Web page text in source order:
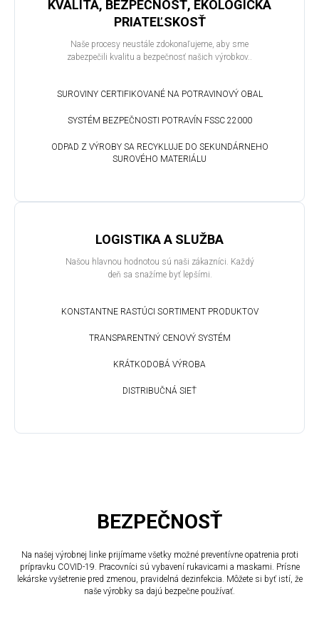
KVALITA, BEZPEČNOSŤ, EKOLOGICKÁ
PRIATEĽSKOSŤ
Naše procesy neustále zdokonaľujeme, aby sme
zabezpečili kvalitu a bezpečnosť našich výrobkov..
SUROVINY CERTIFIKOVANÉ NA POTRAVINOVÝ OBAL
SYSTÉM BEZPEČNOSTI POTRAVÍN FSSC 22000
ODPAD Z VÝROBY SA RECYKLUJE DO SEKUNDÁRNEHO
SUROVÉHO MATERIÁLU
LOGISTIKA A SLUŽBA
Našou hlavnou hodnotou sú naši zákazníci. Každý
deň sa snažíme byť lepšími.
KONSTANTNE RASTÚCI SORTIMENT PRODUKTOV
TRANSPARENTNÝ CENOVÝ SYSTÉM
KRÁTKODOBÁ VÝROBA
DISTRIBUČNÁ SIEŤ
BEZPEČNOSŤ
Na našej výrobnej linke prijímame všetky možné preventívne opatrenia proti
prípravku COVID-19. Pracovníci sú vybavení rukavicami a maskami. Prísne
lekárske vyšetrenie pred zmenou, pravidelná dezinfekcia. Môžete si byť istí, že
naše výrobky sa dajú bezpečne používať.